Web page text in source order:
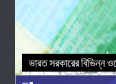
ভারত সরকারের বিভিন্ন